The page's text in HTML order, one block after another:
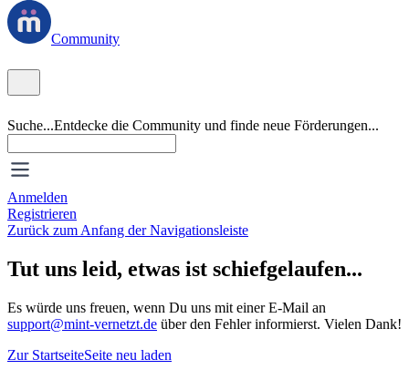
Community
Suche...Entdecke die Community und finde neue Förderungen...
Anmelden
Registrieren
Zurück zum Anfang der Navigationsleiste
Tut uns leid, etwas ist schiefgelaufen...
Es würde uns freuen, wenn Du uns mit einer E-Mail an
support@mint-vernetzt.de über den Fehler informierst. Vielen Dank!
Zur StartseiteSeite neu laden